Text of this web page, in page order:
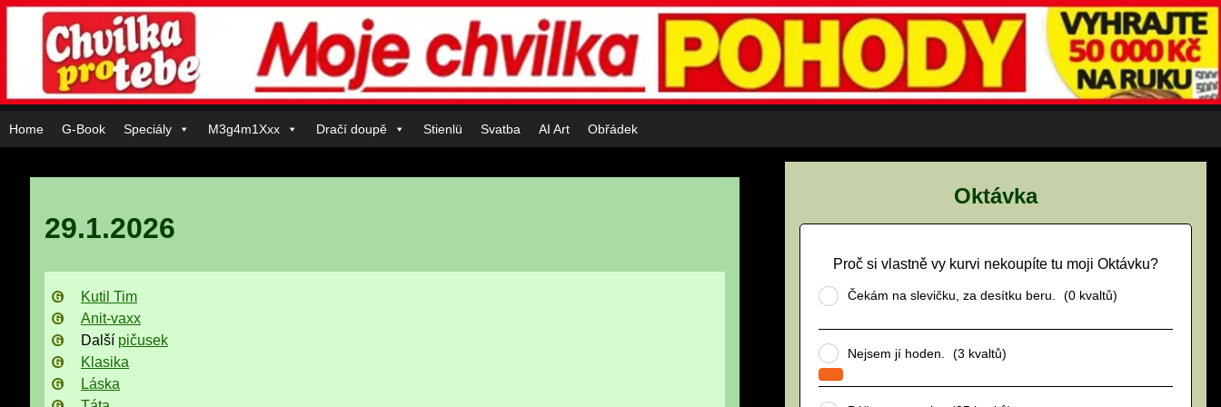
Skip
content
Home G-Book Speciály M3g4m1Xxx Dračí doupě Stienlü Svatba AI Art Obřádek
29.1.2026
Kutil Tim
Anit-vaxx
Další pičusek
Klasika
Láska
Oktávka
Proč si vlastně vy kurvi nekoupíte tu moji Oktávku?
Čekám na slevičku, za desítku beru. (0 kvaltů)
Nejsem jí hoden. (3 kvaltů)